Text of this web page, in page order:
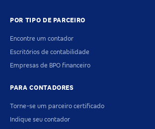
POR TIPO DE PARCEIRO
Encontre um contador
Escritórios de contabilidade
Empresas de BPO financeiro
PARA CONTADORES
Torne-se um parceiro certificado
Indique seu contador